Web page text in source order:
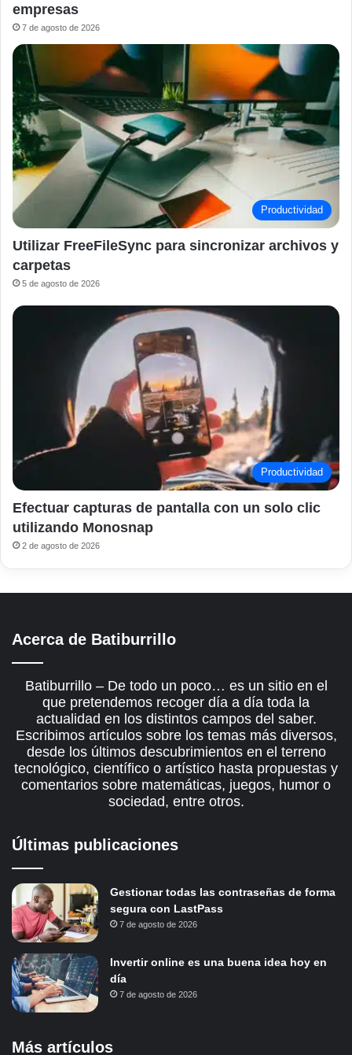
empresas
7 de agosto de 2026
Productividad
Utilizar FreeFileSync para sincronizar archivos y
carpetas
5 de agosto de 2026
Productividad
Efectuar capturas de pantalla con un solo clic
utilizando Monosnap
2 de agosto de 2026
Acerca de Batiburrillo
Batiburrillo – De todo un poco… es un sitio en el
que pretendemos recoger día a día toda la
actualidad en los distintos campos del saber.
Escribimos artículos sobre los temas más diversos,
desde los últimos descubrimientos en el terreno
tecnológico, científico o artístico hasta propuestas y
comentarios sobre matemáticas, juegos, humor o
sociedad, entre otros.
Últimas publicaciones
Gestionar todas las contraseñas de forma
segura con LastPass
7 de agosto de 2026
Invertir online es una buena idea hoy en
día
7 de agosto de 2026
Más artículos